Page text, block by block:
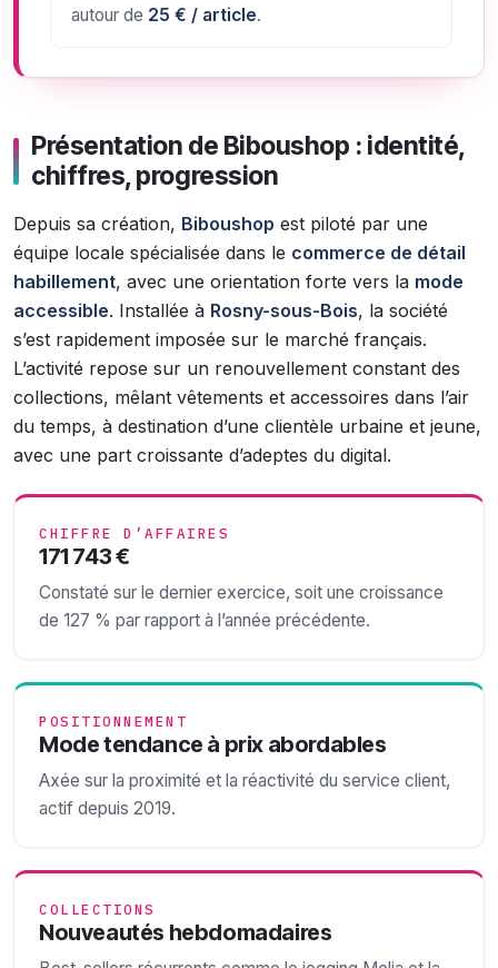
autour de 25 € / article.
Présentation de Biboushop : identité,
chiffres, progression
Depuis sa création, Biboushop est piloté par une
équipe locale spécialisée dans le commerce de détail
habillement, avec une orientation forte vers la mode
accessible. Installée à Rosny-sous-Bois, la société
s’est rapidement imposée sur le marché français.
L’activité repose sur un renouvellement constant des
collections, mêlant vêtements et accessoires dans l’air
du temps, à destination d’une clientèle urbaine et jeune,
avec une part croissante d’adeptes du digital.
CHIFFRE D’AFFAIRES
171 743 €
Constaté sur le dernier exercice, soit une croissance
de 127 % par rapport à l’année précédente.
POSITIONNEMENT
Mode tendance à prix abordables
Axée sur la proximité et la réactivité du service client,
actif depuis 2019.
COLLECTIONS
Nouveautés hebdomadaires